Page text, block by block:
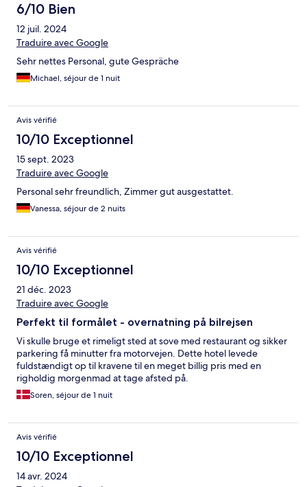
6/10 Bien
12 juil. 2024
Traduire avec Google
Sehr nettes Personal, gute Gespräche
Michael, séjour de 1 nuit
Avis vérifié
10/10 Exceptionnel
15 sept. 2023
Traduire avec Google
Personal sehr freundlich, Zimmer gut ausgestattet.
Vanessa, séjour de 2 nuits
Avis vérifié
10/10 Exceptionnel
21 déc. 2023
Traduire avec Google
Perfekt til formålet - overnatning på bilrejsen
Vi skulle bruge et rimeligt sted at sove med restaurant og sikker
parkering få minutter fra motorvejen. Dette hotel levede
fuldstændigt op til kravene til en meget billig pris med en
righoldig morgenmad at tage afsted på.
Soren, séjour de 1 nuit
Avis vérifié
10/10 Exceptionnel
14 avr. 2024